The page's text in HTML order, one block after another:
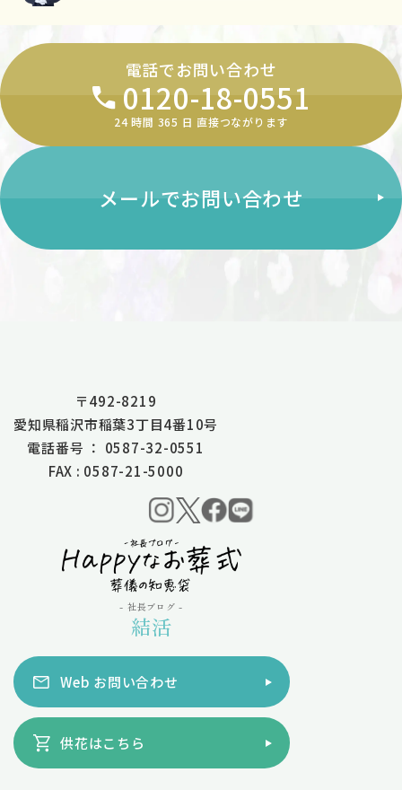
電話でお問い合わせ
0120-18-0551
24 時間 365 ⽇ 直接つながります
メールでお問い合わせ
〒492-8219
愛知県稲沢市稲葉3丁目4番10号
電話番号 ： 0587-32-0551
FAX : 0587-21-5000
- 社長ブログ -
結活
Web お問い合わせ
供花はこちら